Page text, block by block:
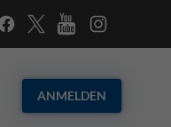
ANMELDEN